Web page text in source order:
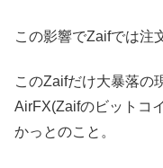
この影響でZaifでは注
このZaifだけ大暴落の
AirFX(Zaifのビットコ
かっとのこと。